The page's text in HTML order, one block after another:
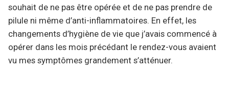
souhait de ne pas être opérée et de ne pas prendre de
pilule ni même d’anti-inflammatoires. En effet, les
changements d’hygiène de vie que j’avais commencé à
opérer dans les mois précédant le rendez-vous avaient
vu mes symptômes grandement s’atténuer.